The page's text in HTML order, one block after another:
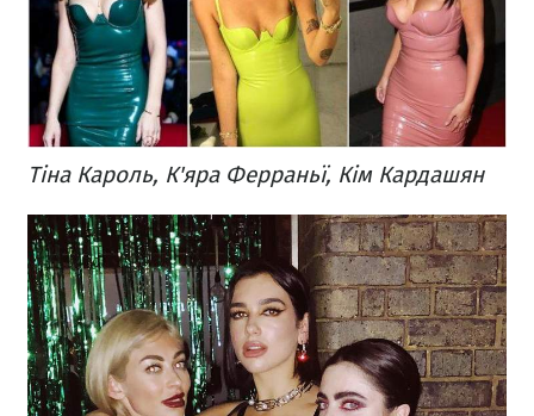
Тіна Кароль, К'яра Ферраньї, Кім Кардашян